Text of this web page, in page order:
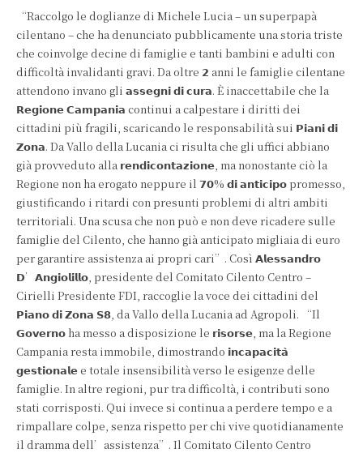
“Raccolgo le doglianze di Michele Lucia – un superpapà
cilentano – che ha denunciato pubblicamente una storia triste
che coinvolge decine di famiglie e tanti bambini e adulti con
difficoltà invalidanti gravi. Da oltre 𝟮 anni le famiglie cilentane
attendono invano gli 𝗮𝘀𝘀𝗲𝗴𝗻𝗶 𝗱𝗶 𝗰𝘂𝗿𝗮. È inaccettabile che la
𝗥𝗲𝗴𝗶𝗼𝗻𝗲 𝗖𝗮𝗺𝗽𝗮𝗻𝗶𝗮 continui a calpestare i diritti dei
cittadini più fragili, scaricando le responsabilità sui 𝗣𝗶𝗮𝗻𝗶 𝗱𝗶
𝗭𝗼𝗻𝗮. Da Vallo della Lucania ci risulta che gli uffici abbiano
già provveduto alla 𝗿𝗲𝗻𝗱𝗶𝗰𝗼𝗻𝘁𝗮𝘇𝗶𝗼𝗻𝗲, ma nonostante ciò la
Regione non ha erogato neppure il 𝟳𝟬% 𝗱𝗶 𝗮𝗻𝘁𝗶𝗰𝗶𝗽𝗼 promesso,
giustificando i ritardi con presunti problemi di altri ambiti
territoriali. Una scusa che non può e non deve ricadere sulle
famiglie del Cilento, che hanno già anticipato migliaia di euro
per garantire assistenza ai propri cari”. Così 𝗔𝗹𝗲𝘀𝘀𝗮𝗻𝗱𝗿𝗼
𝗗’𝗔𝗻𝗴𝗶𝗼𝗹𝗶𝗹𝗹𝗼, presidente del Comitato Cilento Centro –
Cirielli Presidente FDI, raccoglie la voce dei cittadini del
𝗣𝗶𝗮𝗻𝗼 𝗱𝗶 𝗭𝗼𝗻𝗮 𝗦𝟴, da Vallo della Lucania ad Agropoli. “Il
𝗚𝗼𝘃𝗲𝗿𝗻𝗼 ha messo a disposizione le 𝗿𝗶𝘀𝗼𝗿𝘀𝗲, ma la Regione
Campania resta immobile, dimostrando 𝗶𝗻𝗰𝗮𝗽𝗮𝗰𝗶𝘁𝗮̀
𝗴𝗲𝘀𝘁𝗶𝗼𝗻𝗮𝗹𝗲 e totale insensibilità verso le esigenze delle
famiglie. In altre regioni, pur tra difficoltà, i contributi sono
stati corrisposti. Qui invece si continua a perdere tempo e a
rimpallare colpe, senza rispetto per chi vive quotidianamente
il dramma dell’assistenza”. Il Comitato Cilento Centro